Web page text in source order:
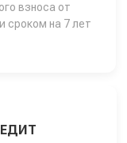
взноса от
сроком на 7 лет